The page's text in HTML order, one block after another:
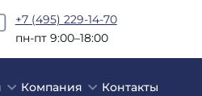
+7 (495) 229-14-70
пн-пт 9:00–18:00
Компания Контакты